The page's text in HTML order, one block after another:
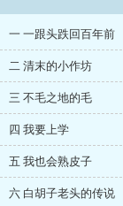
一 一跟头跌回百年前
二 清末的小作坊
三 不毛之地的毛
四 我要上学
五 我也会熟皮子
六 白胡子老头的传说